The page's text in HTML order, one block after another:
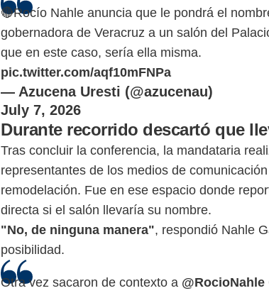
🔴Rocío Nahle anuncia que le pondrá el
gobernadora de Veracruz a un salón del
que en este caso, sería ella misma.
pic.twitter.com/aqf10mFNPa
— Azucena Uresti (@azucenau)
July 7, 2026
Durante recorrido descartó que
Tras concluir la conferencia, la mandataria
representantes de los medios de
remodelación. Fue en ese espacio donde
directa si el salón llevaría su nombre.
"No, de ninguna manera", respondió Nahle
posibilidad.
Otra vez sacaron de contexto a @RocioNahle